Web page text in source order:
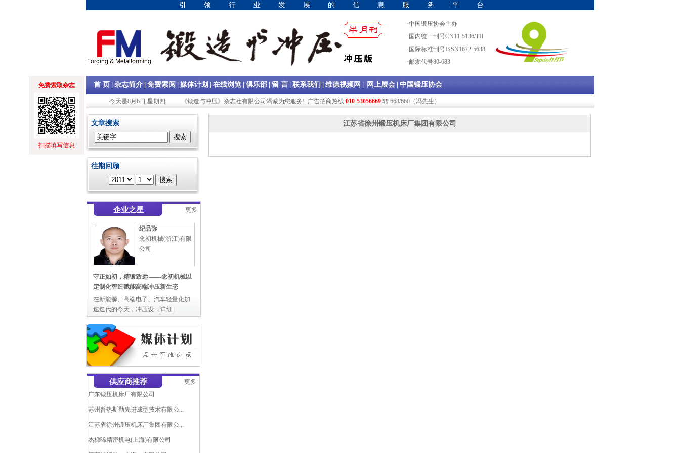
引领行业发展的信息服务平台
·中国锻压协会主办
·国内统一刊号CN11-5136/TH
·国际标准刊号ISSN1672-5638
·邮发代号80-683
首 页 | 杂志简介 | 免费索阅 | 媒体计划 | 在线浏览 | 俱乐部 | 留 言 | 联系我们 | 维德视频网 | 网上展会 | 中国锻压协会
今天是8月6日 星期四 《锻造与冲压》杂志社有限公司竭诚为您服务! 广告招商热线:010-53056669 转 668/660（冯先生）
文章搜索
往期回顾
企业之星 更多
纪品弥
念初机械(浙江)有限
公司
守正如初，精锻致远 ——念初机械以
定制化智造赋能高端冲压新生态
在新能源、高端电子、汽车轻量化加
速迭代的今天，冲压设... [详细]
供应商推荐 更多
爱璞特(上海)自动化液压机模具...
广东锻压机床厂有限公司
苏州普热斯勒先进成型技术有限公...
江苏省徐州锻压机床厂集团有限公...
杰梯晞精密机电(上海)有限公司
博葳特贸易（上海）有限公司
江苏省徐州锻压机床厂集团有限公司
免费索取杂志
扫描填写信息